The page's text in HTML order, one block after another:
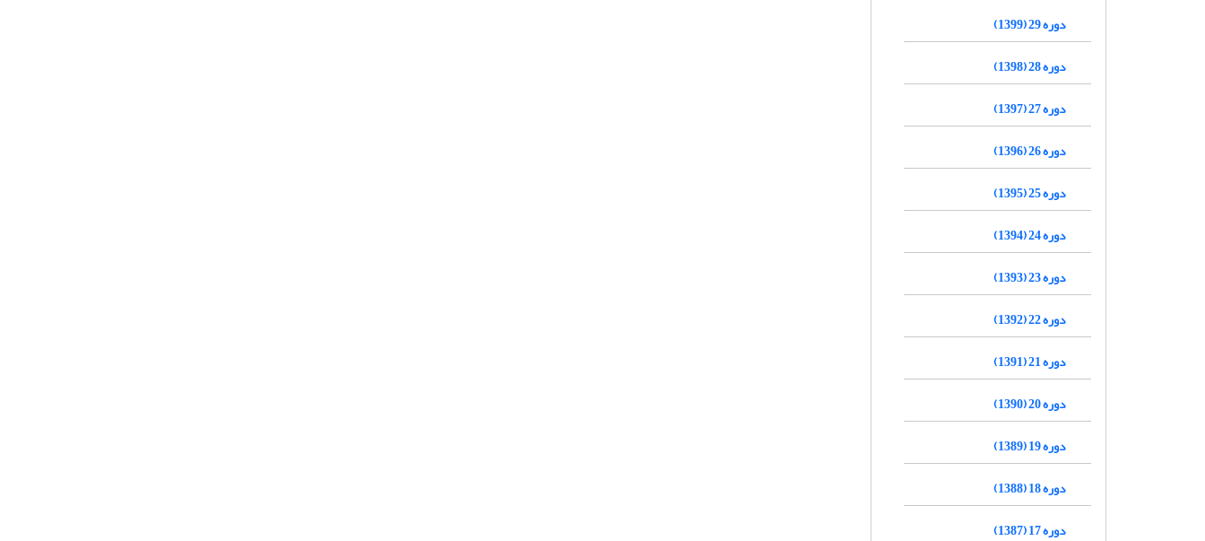
دوره 29 (1399)
دوره 28 (1398)
دوره 27 (1397)
دوره 26 (1396)
دوره 25 (1395)
دوره 24 (1394)
دوره 23 (1393)
دوره 22 (1392)
دوره 21 (1391)
دوره 20 (1390)
دوره 19 (1389)
دوره 18 (1388)
دوره 17 (1387)